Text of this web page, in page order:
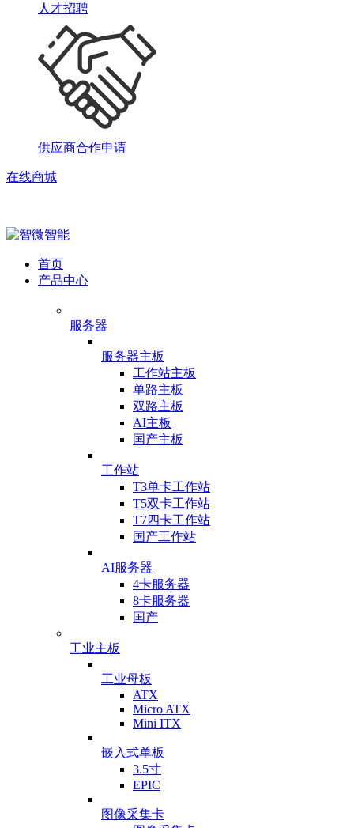
人才招聘
供应商合作申请
在线商城
首页
产品中心
服务器
服务器主板
工作站主板
单路主板
双路主板
AI主板
国产主板
工作站
T3单卡工作站
T5双卡工作站
T7四卡工作站
国产工作站
AI服务器
4卡服务器
8卡服务器
国产
工业主板
工业母板
ATX
Micro ATX
Mini ITX
嵌入式单板
3.5寸
EPIC
图像采集卡